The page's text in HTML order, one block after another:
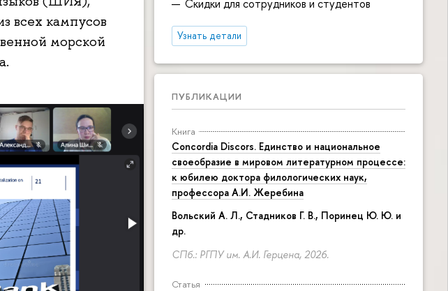
Скидки для сотрудников и студентов
Узнать детали
ПУБЛИКАЦИИ
Книга
Concordia Discors. Единство и национальное
своеобразие в мировом литературном процессе:
к юбилею доктора филологических наук,
профессора А.И. Жеребина
Вольский А. Л., Стадников Г. В., Поринец Ю. Ю. и
др.
СПб.: РГПУ им. А.И. Герцена, 2026.
Статья
всех кампусов
морской